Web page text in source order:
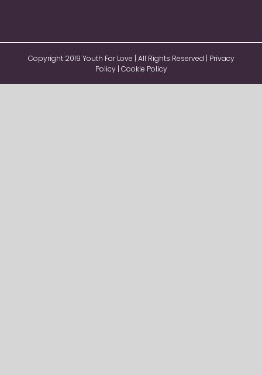
Copyright 2019 Youth For Love | All Rights Reserved | Privacy
Policy| Cookie Policy